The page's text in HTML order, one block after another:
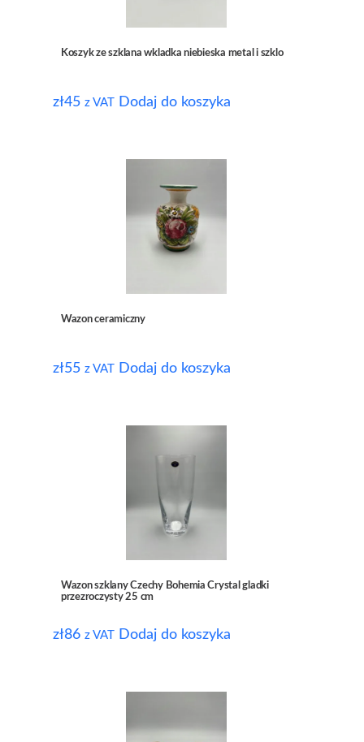
Koszyk ze szklana wkladka niebieska metal i szklo
zł45 z VAT Dodaj do koszyka
Wazon ceramiczny
zł55 z VAT Dodaj do koszyka
Wazon szklany Czechy Bohemia Crystal gladki
przezroczysty 25 cm
zł86 z VAT Dodaj do koszyka